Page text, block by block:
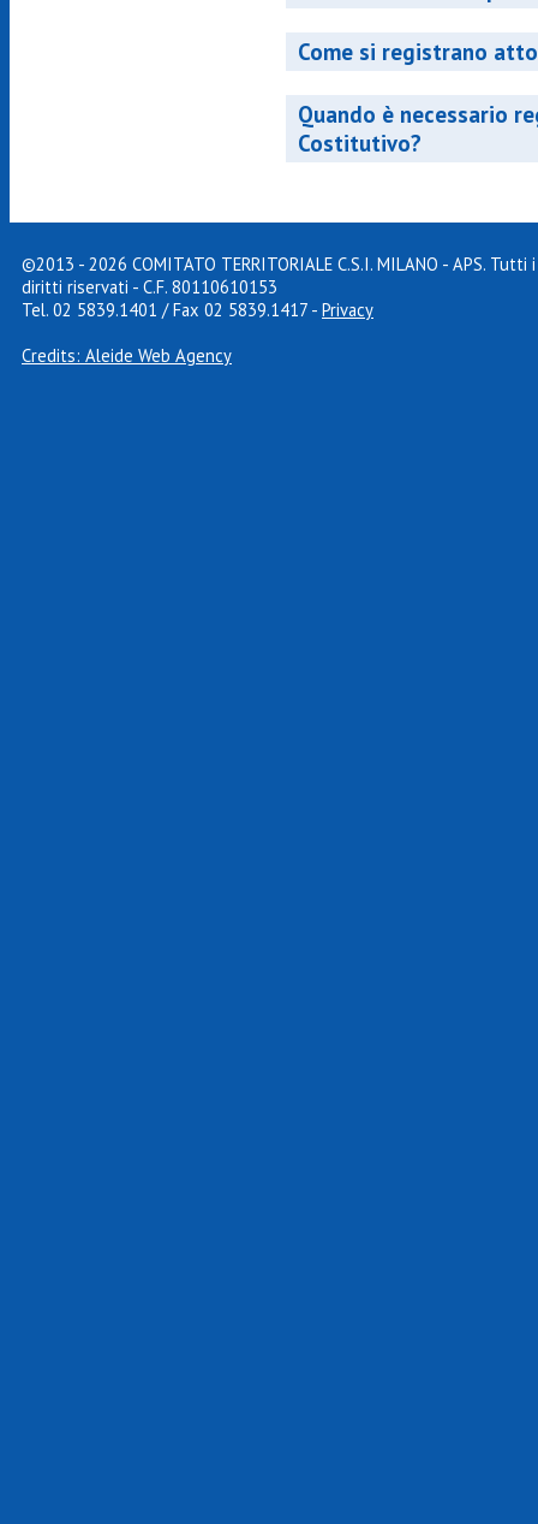
Come si registrano
Quando è necessario
Costitutivo?
©2013 - 2026 COMITATO TERRITORIALE C.S.I. MILANO - APS. Tutti i
diritti riservati - C.F. 80110610153
Tel. 02 5839.1401 / Fax 02 5839.1417 - Privacy
Credits: Aleide Web Agency